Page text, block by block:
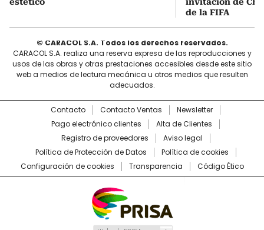
de la FIFA
© CARACOL S.A. Todos los derechos reservados.
CARACOL S.A. realiza una reserva expresa de las reproducciones y
usos de las obras y otras prestaciones accesibles desde este sitio
web a medios de lectura mecánica u otros medios que resulten
adecuados.
Contacto Contacto Ventas
Newsletter
Pago electrónico clientes
Alta de Clientes
Registro de proveedores
Aviso legal
Política de Protección de Datos
Política de cookies
Configuración de cookies
Transparencia Código Ético